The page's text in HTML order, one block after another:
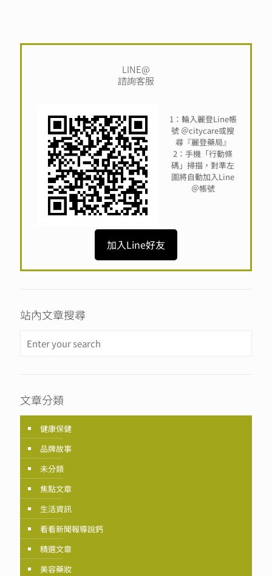
LINE@
諮詢客服
1：輪入麗登Line帳
號 ＠citycare或搜
尋『麗登藥局』
2：手機「行動條
碼」掃描，對準左
圖將自動加入Line
＠帳號
加入Line好友
站內文章搜尋
文章分類
健康保健
品牌故事
未分類
焦點文章
生活資訊
看看新聞報導說鈣
精選文章
美容藥妝